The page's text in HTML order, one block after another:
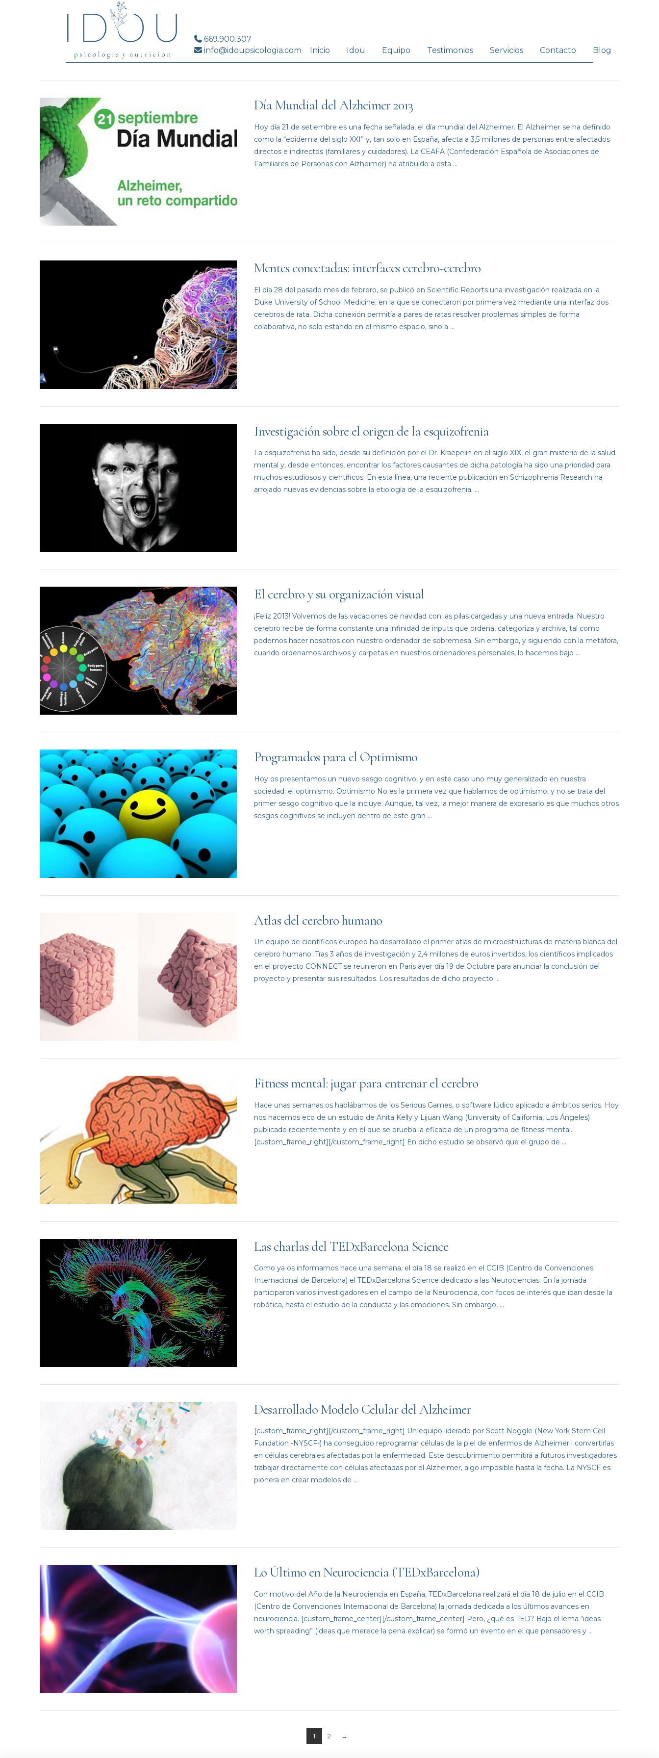
669.900.307
info@idoupsicologia.com
Inicio Idou Equipo Testimonios Servicios Contacto Blog
Día Mundial del Alzheimer 2013
Hoy día 21 de setiembre es una fecha señalada, el día mundial del Alzheimer. El Alzheimer se ha definido
como la “epidemia del siglo XXI” y, tan solo en España, afecta a 3,5 millones de personas entre afectados
directos e indirectos (familiares y cuidadores). La CEAFA (Confederación Española de Asociaciones de
Familiares de Personas con Alzheimer) ha atribuido a esta …
Mentes conectadas: interfaces cerebro-cerebro
El día 28 del pasado mes de febrero, se publicó en Scientific Reports una investigación realizada en la
Duke University of School Medicine, en la que se conectaron por primera vez mediante una interfaz dos
cerebros de rata. Dicha conexión permitía a pares de ratas resolver problemas simples de forma
colaborativa, no solo estando en el mismo espacio, sino a …
Investigación sobre el origen de la esquizofrenia
La esquizofrenia ha sido, desde su definición por el Dr. Kraepelin en el siglo XIX, el gran misterio de la salud
mental y, desde entonces, encontrar los factores causantes de dicha patología ha sido una prioridad para
muchos estudiosos y científicos. En esta línea, una reciente publicación en Schizophrenia Research ha
arrojado nuevas evidencias sobre la etiología de la esquizofrenia. …
El cerebro y su organización visual
¡Feliz 2013! Volvemos de las vacaciones de navidad con las pilas cargadas y una nueva entrada: Nuestro
cerebro recibe de forma constante una infinidad de inputs que ordena, categoriza y archiva, tal como
podemos hacer nosotros con nuestro ordenador de sobremesa. Sin embargo, y siguiendo con la metáfora,
cuando ordenamos archivos y carpetas en nuestros ordenadores personales, lo hacemos bajo …
Programados para el Optimismo
Hoy os presentamos un nuevo sesgo cognitivo, y en este caso uno muy generalizado en nuestra
sociedad: el optimismo. Optimismo No es la primera vez que hablamos de optimismo, y no se trata del
primer sesgo cognitivo que la incluye. Aunque, tal vez, la mejor manera de expresarlo es que muchos otros
sesgos cognitivos se incluyen dentro de este gran …
Atlas del cerebro humano
Un equipo de científicos europeo ha desarrollado el primer atlas de microestructuras de materia blanca del
cerebro humano. Tras 3 años de investigación y 2,4 millones de euros invertidos, los científicos implicados
en el proyecto CONNECT se reunieron en Paris ayer día 19 de Octubre para anunciar la conclusión del
proyecto y presentar sus resultados. Los resultados de dicho proyecto …
Fitness mental: jugar para entrenar el cerebro
Hace unas semanas os hablábamos de los Serious Games, o software lúdico aplicado a ámbitos serios. Hoy
nos hacemos eco de un estudio de Anita Kelly y Lijuan Wang (University of California, Los Ángeles)
publicado recientemente y en el que se prueba la eficacia de un programa de fitness mental.
[custom_frame_right][/custom_frame_right] En dicho estudio se observó que el grupo de …
Las charlas del TEDxBarcelona Science
Como ya os informamos hace una semana, el día 18 se realizó en el CCIB (Centro de Convenciones
Internacional de Barcelona) el TEDxBarcelona Science dedicado a las Neurociencias. En la jornada
participaron varios investigadores en el campo de la Neurociencia, con focos de interés que iban desde la
robótica, hasta el estudio de la conducta y las emociones. Sin embargo, …
Desarrollado Modelo Celular del Alzheimer
[custom_frame_right][/custom_frame_right] Un equipo liderado por Scott Noggle (New York Stem Cell
Fundation -NYSCF-) ha conseguido reprogramar células de la piel de enfermos de Alzheimer i convertirlas
en células cerebrales afectadas por la enfermedad. Este descubrimiento permitirá a futuros investigadores
trabajar directamente con células afectadas por el Alzheimer, algo imposible hasta la fecha. La NYSCF es
pionera en crear modelos de …
Lo Último en Neurociencia (TEDxBarcelona)
Con motivo del Año de la Neurociencia en España, TEDxBarcelona realizará el día 18 de julio en el CCIB
(Centro de Convenciones Internacional de Barcelona) la jornada dedicada a los últimos avances en
neurociencia. [custom_frame_center][/custom_frame_center] Pero, ¿qué es TED? Bajo el lema “ideas
worth spreading” (ideas que merece la pena explicar) se formó un evento en el que pensadores y …
1 2 →